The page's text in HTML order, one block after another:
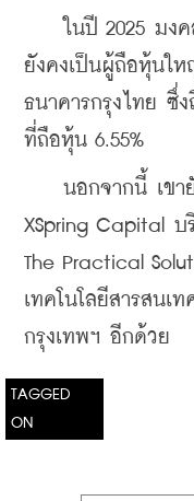
ในปี 2025 มงคล
ยังคงเป็นผู้ถือหุ้นใ
ธนาคารกรุงไทย ซึ่
ที่ถือหุ้น 6.55%
นอกจากนี้ เขายั
XSpring Capital บ
The Practical
เทคโนโลยีสารสนเ
กรุงเทพฯ อีกด้วย
TAGGED
ON